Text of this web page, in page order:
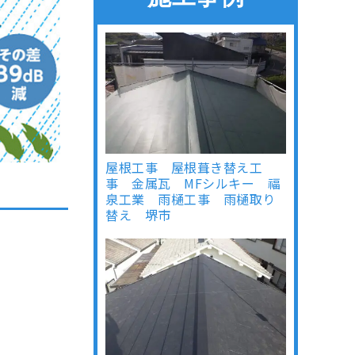
屋根工事 屋根葺き替え工
事 金属瓦 MFシルキー 福
泉工業 雨樋工事 雨樋取り
替え 堺市